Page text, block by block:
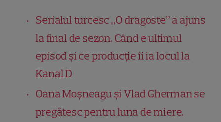
Serialul turcesc „O dragoste” a ajuns
la final de sezon. Când e ultimul
episod și ce producție îi ia locul la
Kanal D
Oana Moșneagu și Vlad Gherman se
pregătesc pentru luna de miere.